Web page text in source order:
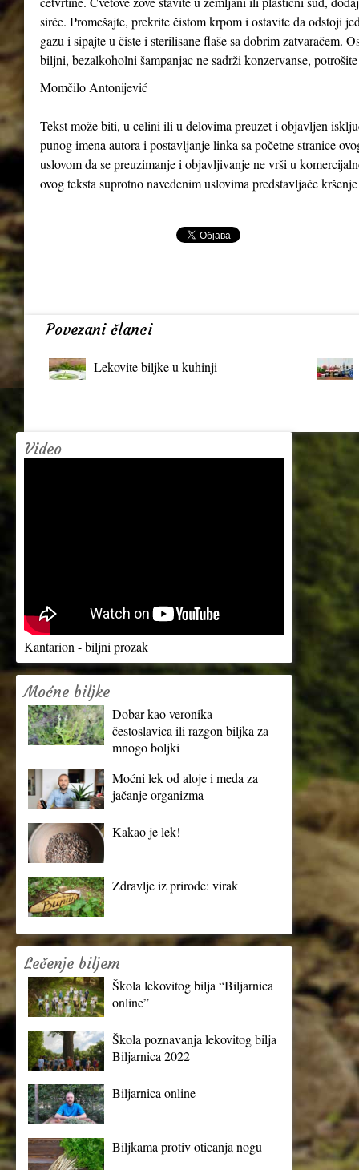
sirće. Promešajte, prekrite čistom krpom i ostavite da odstoji
gazu i sipajte u čiste i sterilisane flaše sa dobrim zatvaračem.
biljni, bezalkoholni šampanjac ne sadrži konzervanse,
Momčilo Antonijević
Tekst može biti, u celini ili u delovima preuzet i objavljen
punog imena autora i postavljanje linka sa početne stranice
uslovom da se preuzimanje i objavljivanje ne vrši u
ovog teksta suprotno navedenim uslovima predstavljaće
Povezani članci
Lekovite biljke u kuhinji
Video
Kantarion - biljni prozak
Moćne biljke
Dobar kao veronika –
čestoslavica ili razgon biljka za
mnogo boljki
Moćni lek od aloje i meda za
jačanje organizma
Kakao je lek!
Zdravlje iz prirode: virak
Lečenje biljem
Škola lekovitog bilja “Biljarnica
online”
Škola poznavanja lekovitog bilja
Biljarnica 2022
Biljarnica online
Biljkama protiv oticanja nogu